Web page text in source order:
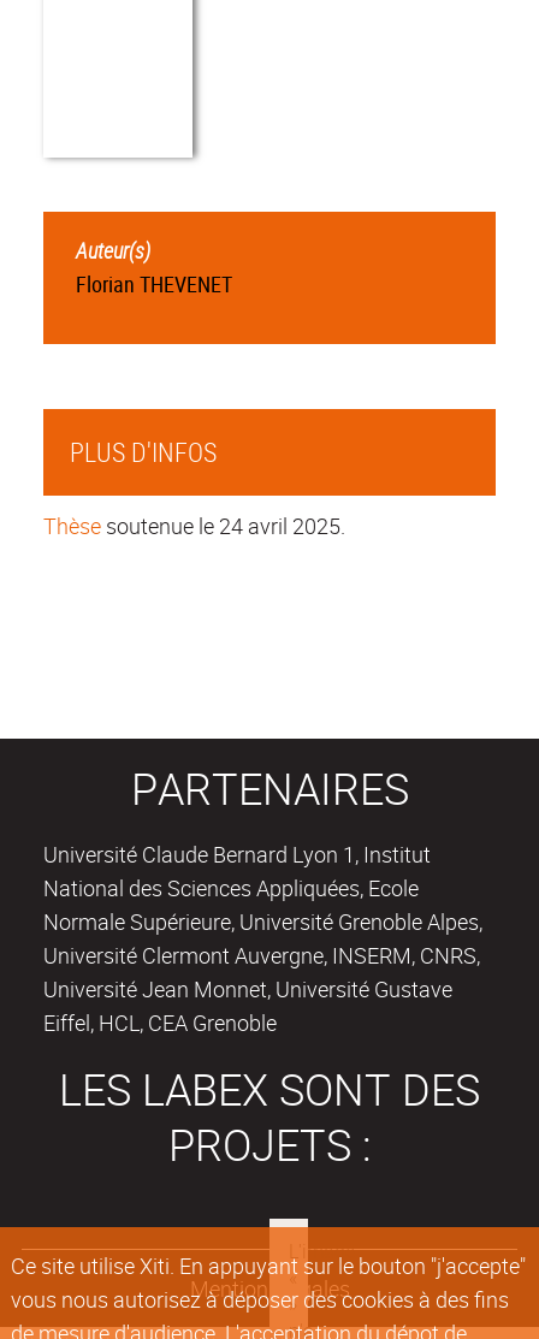
Ce site utilise Xiti. En appuyant sur le bouton "j'accepte"
vous nous autorisez à déposer des cookies à des fins
de mesure d'audience. L'acceptation du dépot de
Auteur(s)
Florian THEVENET
PLUS D'INFOS
Thèse soutenue le 24 avril 2025.
PARTENAIRES
Université Claude Bernard Lyon 1, Institut
National des Sciences Appliquées, Ecole
Normale Supérieure, Université Grenoble Alpes,
Université Clermont Auvergne, INSERM, CNRS,
Université Jean Monnet, Université Gustave
Eiffel, HCL, CEA Grenoble
LES LABEX SONT DES
PROJETS :
Mentions légales